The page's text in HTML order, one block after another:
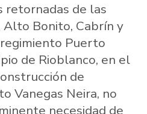
retornadas de las
Alto Bonito, Cabrín y
Puerto
de Rioblanco, en el
de
Vanegas Neira, no
necesidad de